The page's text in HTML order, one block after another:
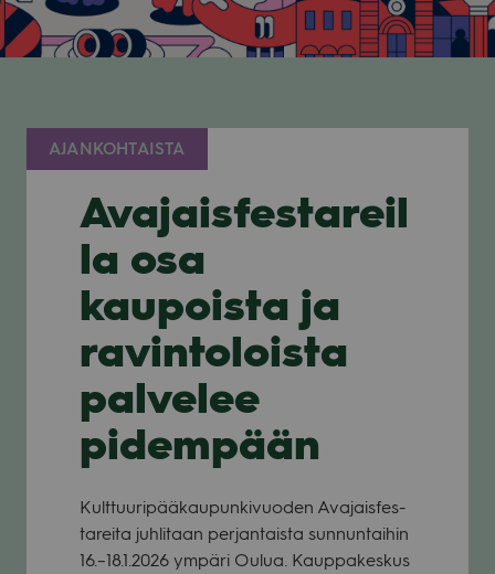
AJANKOHTAISTA
Avajaisfestareil
la osa
kaupoista ja
ravintoloista
palvelee
pidempään
Kult­tuu­ri­pää­kau­pun­ki­vuo­den Ava­jais­fes­
ta­reita juh­li­taan per­jan­taista sun­nun­tai­hin
16.–18.1.2026 ympäri Oulua. Kaup­pa­kes­kus